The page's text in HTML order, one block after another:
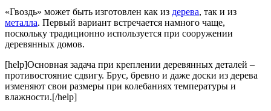
«Гвоздь» может быть изготовлен как из дерева, так и из
металла. Первый вариант встречается намного чаще,
поскольку традиционно используется при сооружении
деревянных домов.
[help]Основная задача при креплении деревянных деталей –
противостояние сдвигу. Брус, бревно и даже доски из дерева
изменяют свои размеры при колебаниях температуры и
влажности.[/help]